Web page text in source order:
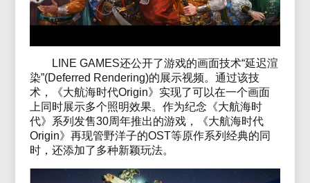
LINE GAMES还公开了游戏的画面技术“延迟渲
染”(Deferred Rendering)的展示视频。通过该技
术，《大航海时代Origin》实现了可以在一个画面
上同时展示多个照明效果。作为纪念《大航海时
代》系列发售30周年推出的游戏，《大航海时代
Origin》再现管野洋子的OST等原作系列经典的同
时，还添加了多种新颖玩法。